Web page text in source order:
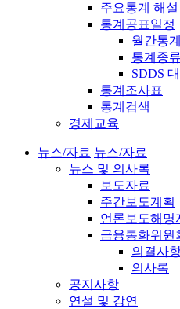
주요통계 해설
통계공표일정
월간통
통계종
SDDS
통계조사표
통계검색
경제교육
뉴스/자료 뉴스/자료
뉴스 및 의사록
보도자료
주간보도계획
언론보도해명
금융통화위원
의결사
의사록
공지사항
연설 및 강연